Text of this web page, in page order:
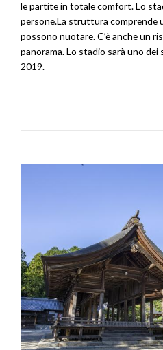
le partite in totale comfort. Lo
persone.La struttura comprende
possono nuotare. C’è anche un
panorama. Lo stadio sarà uno
2019.